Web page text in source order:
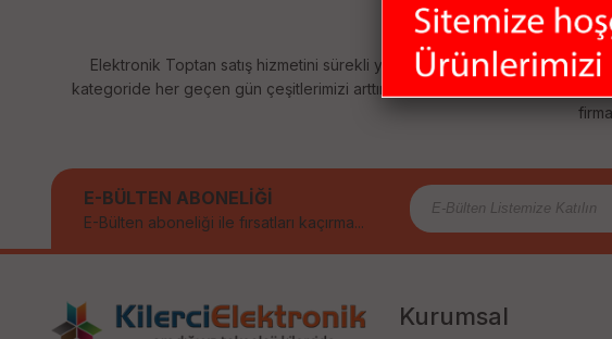
Elektronik Toptan satış hizmetini sürekli yenileyerek sizlere sunuyoruz.
kategoride her geçen gün çeşitlerimizi arttırıyoruz. Size sağladığımız bu
E-BÜLTEN ABONELİĞİ
E-Bülten aboneliği ile fırsatları kaçırma...
Kurumsal